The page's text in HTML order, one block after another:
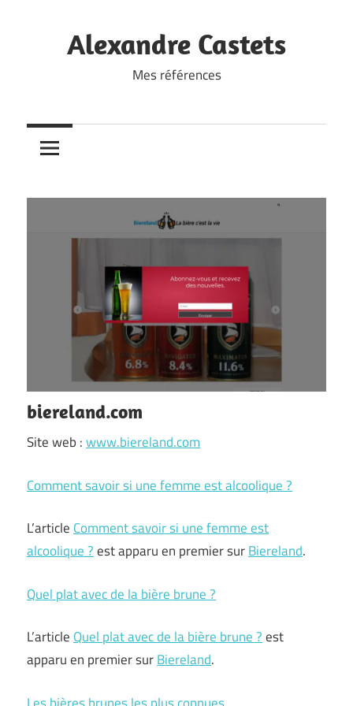
contentAlexandre Castets
Mes références
biereland.com
Site web :www.biereland.com
Comment savoir si une femme est alcoolique ?
L’article Comment savoir si une femme est
alcoolique ?est apparu en premier surBiereland.
Quel plat avec de la bière brune ?
L’article Quel plat avec de la bière brune ?est
apparu en premier surBiereland.